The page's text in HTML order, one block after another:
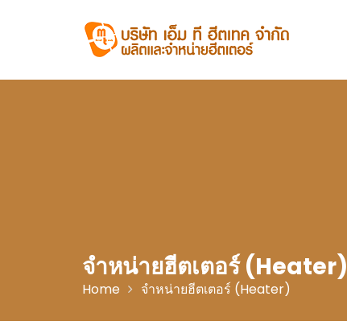
จำหน่ายฮีตเตอร์ (Heater)
Home จำหน่ายฮีตเตอร์ (Heater)